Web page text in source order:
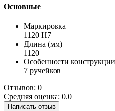
Основные
Маркировка
1120 H7
Длина (мм)
1120
Особенности конструкции
7 ручейков
Отзывов: 0
Средняя оценка: 0.0
Написать отзыв